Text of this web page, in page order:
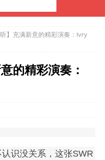
听】充满新意的精彩演奏：Ivry
的精彩演奏：
识没关系，这张SWR